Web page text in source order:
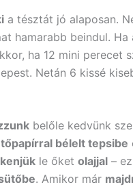
a tésztát jó alaposan.
hamarabb beindul. Ha
ha 12 mini perecet
Netán 6 kissé
belőle kedvünk
bélelt tepsibe
kenjük le őket olajjal –
. Amikor már